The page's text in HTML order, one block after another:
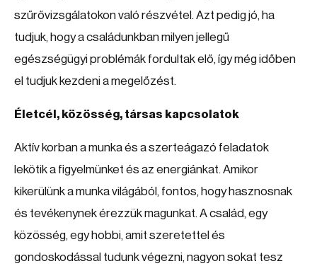
szűrővizsgálatokon való részvétel. Azt pedig jó, ha
tudjuk, hogy a családunkban milyen jellegű
egészségügyi problémák fordultak elő, így még időben
el tudjuk kezdeni a megelőzést.
Életcél, közösség, társas kapcsolatok
Aktív korban a munka és a szerteágazó feladatok
lekötik a figyelmünket és az energiánkat. Amikor
kikerülünk a munka világából, fontos, hogy hasznosnak
és tevékenynek érezzük magunkat. A család, egy
közösség, egy hobbi, amit szeretettel és
gondoskodással tudunk végezni, nagyon sokat tesz